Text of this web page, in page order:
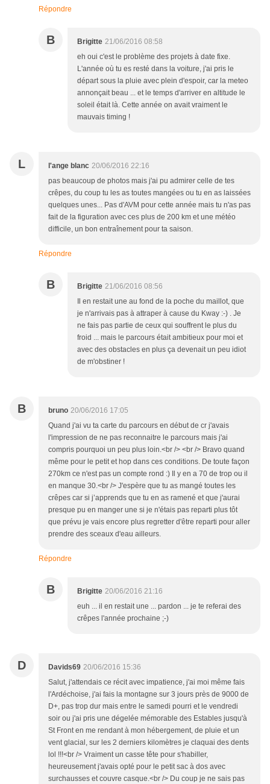
Répondre
B Brigitte 21/06/2016 08:58
eh oui c'est le problème des projets à date fixe.
L'année où tu es resté dans la voiture, j'ai pris le
départ sous la pluie avec plein d'espoir, car la meteo
annonçait beau ... et le temps d'arriver en altitude le
soleil était là. Cette année on avait vraiment le
mauvais timing !
L l'ange blanc 20/06/2016 22:16
pas beaucoup de photos mais j'ai pu admirer celle de tes
crêpes, du coup tu les as toutes mangées ou tu en as laissées
quelques unes... Pas d'AVM pour cette année mais tu n'as pas
fait de la figuration avec ces plus de 200 km et une météo
difficile, un bon entraînement pour ta saison.
Répondre
B Brigitte 21/06/2016 08:56
Il en restait une au fond de la poche du maillot, que
je n'arrivais pas à attraper à cause du Kway :-) . Je
ne fais pas partie de ceux qui souffrent le plus du
froid ... mais le parcours était ambitieux pour moi et
avec des obstacles en plus ça devenait un peu idiot
de m'obstiner !
B bruno 20/06/2016 17:05
Quand j'ai vu ta carte du parcours en début de cr j'avais
l'impression de ne pas reconnaitre le parcours mais j'ai
compris pourquoi un peu plus loin.<br /> <br /> Bravo quand
même pour le petit et hop dans ces conditions. De toute façon
270km ce n'est pas un compte rond :) Il y en a 70 de trop ou il
en manque 30.<br /> J'espère que tu as mangé toutes les
crêpes car si j’apprends que tu en as ramené et que j'aurai
presque pu en manger une si je n'étais pas reparti plus tôt
que prévu je vais encore plus regretter d'être reparti pour aller
prendre des sceaux d'eau ailleurs.
Répondre
B Brigitte 20/06/2016 21:16
euh ... il en restait une ... pardon ... je te referai des
crêpes l'année prochaine ;-)
D Davids69 20/06/2016 15:36
Salut, j'attendais ce récit avec impatience, j'ai moi même fais
l'Ardéchoise, j'ai fais la montagne sur 3 jours près de 9000 de
D+, pas trop dur mais entre le samedi pourri et le vendredi
soir ou j'ai pris une dégelée mémorable des Estables jusqu'à
St Front en me rendant à mon hébergement, de pluie et un
vent glacial, sur les 2 derniers kilomètres je claquai des dents
lol !!!<br /> Vraiment un casse tête pour s'habiller,
heureusement j'avais opté pour le petit sac à dos avec
surchausses et couvre casque.<br /> Du coup je ne sais pas